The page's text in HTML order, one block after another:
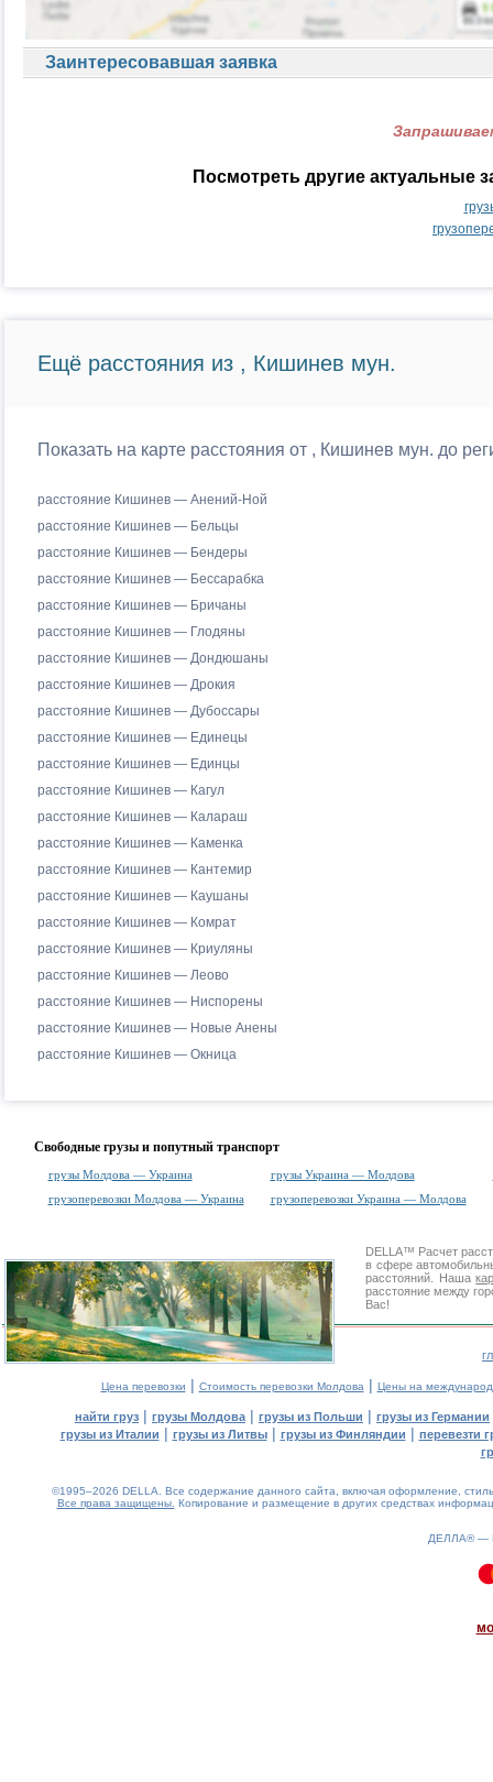
Заинтересовавшая заявка
Посмотреть другие актуальные
Ещё расстояния из , Кишинев мун.
Показать на карте расстояния от , Кишинев мун. до
расстояние Кишинев — Анений-Ной
расстояние Кишинев — Бельцы
расстояние Кишинев — Бендеры
расстояние Кишинев — Бессарабка
расстояние Кишинев — Бричаны
расстояние Кишинев — Глодяны
расстояние Кишинев — Дондюшаны
расстояние Кишинев — Дрокия
расстояние Кишинев — Дубоссары
расстояние Кишинев — Единецы
расстояние Кишинев — Единцы
расстояние Кишинев — Кагул
расстояние Кишинев — Калараш
расстояние Кишинев — Каменка
расстояние Кишинев — Кантемир
расстояние Кишинев — Каушаны
расстояние Кишинев — Комрат
расстояние Кишинев — Криуляны
расстояние Кишинев — Леово
расстояние Кишинев — Ниспорены
расстояние Кишинев — Новые Анены
расстояние Кишинев — Окница
Свободные грузы и попутный транспорт
грузы Молдова — Украина грузы Украина — Молдова
грузоперевозки Молдова — Украина
грузоперевозки Украина — Молдова
DELLA™ Расчет
в сфере
расстояний. Наша
расстояние между
Вас!
Цена перевозки | Стоимость перевозки Молдова | Цены на
найти груз | грузы Молдова | грузы из Польши | грузы из Германии
грузы из Италии | грузы из Литвы| грузы из Финляндии | перевезти
©1995–2026 DELLA. Все содержание данного сайта, включая оформление,
Все права защищены. Копирование и размещение в других средствах
ДЕЛЛА® —